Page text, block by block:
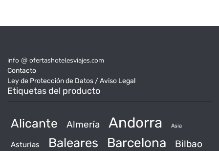
info @ ofertashotelesviajes.com
Contacto
Ley de Protección de Datos / Aviso Legal
Etiquetas del producto
Alicante Almería Andorra Asia
Asturias Baleares Barcelona Bilbao